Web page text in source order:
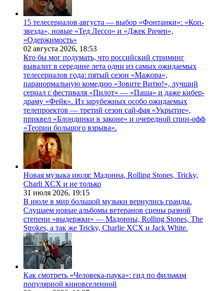
15 телесериалов августа — выбор «Фонтанки»: «Коп-
звезда», новые «Тед Лессо» и «Джек Ричер»,
«Одержимость»
02 августа 2026, 18:53
Кто бы мог подумать, что российский стриминг
вывалит в середине лета одни из самых ожидаемых
телесериалов года: пятый сезон «Мажора»,
паранормальную комедию «Зовите Витю!», лучший
сериал с фестиваля «Пилот» — «Паша» и даже кибер-
драму «Фейк». Из зарубежных особо ожидаемых
телепроектов — третий сезон сай-фая «Укрытие»,
приквел «Блондинки в законе» и очередной спин-офф
«Теории большого взрыва».
Новая музыка июля: Мадонна, Rolling Stones, Tricky,
Charli XCX и не только
31 июля 2026, 19:15
В июле в мир большой музыки вернулись гранды.
Слушаем новые альбомы ветеранов сцены разной
степени «выдержки» — Мадонны, Rolling Stones, The
Strokes, а так же Tricky, Charlie XCX и Jack White.
Как смотреть «Человека-паука»: гид по фильмам
популярной киновселенной